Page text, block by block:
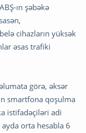
ın şəbəkə
cihazların yüksək
əsas trafiki
görə, əksər
smartfona qoşulma
istifadəçiləri adi
orta hesabla 6